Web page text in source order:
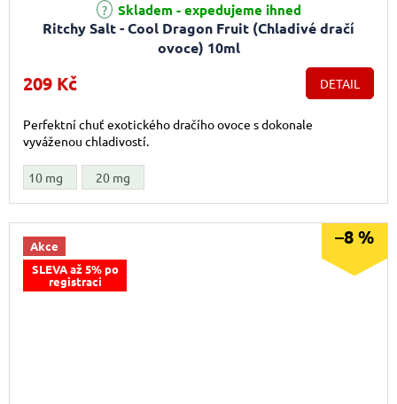
Ritchy Salt - Cool Dragon Fruit (Chladivé dračí
ovoce) 10ml
Skladem - expedujeme ihned
209 Kč DETAIL
Perfektní chuť exotického dračího ovoce s dokonale
vyváženou chladivostí.
10 mg 20 mg
Akce
SLEVA až 5% po
registraci
–8 %